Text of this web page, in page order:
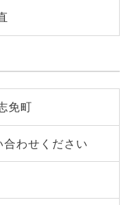
免町
わせください